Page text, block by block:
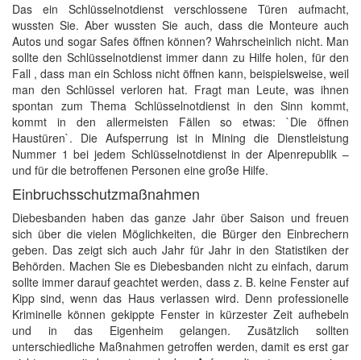
Das ein Schlüsselnotdienst verschlossene Türen aufmacht,
wussten Sie. Aber wussten Sie auch, dass die Monteure auch
Autos und sogar Safes öffnen können? Wahrscheinlich nicht. Man
sollte den Schlüsselnotdienst immer dann zu Hilfe holen, für den
Fall , dass man ein Schloss nicht öffnen kann, beispielsweise, weil
man den Schlüssel verloren hat. Fragt man Leute, was ihnen
spontan zum Thema Schlüsselnotdienst in den Sinn kommt,
kommt in den allermeisten Fällen so etwas: `Die öffnen
Haustüren`. Die Aufsperrung ist in Mining die Dienstleistung
Nummer 1 bei jedem Schlüsselnotdienst in der Alpenrepublik –
und für die betroffenen Personen eine große Hilfe.
Einbruchsschutzmaßnahmen
Diebesbanden haben das ganze Jahr über Saison und freuen
sich über die vielen Möglichkeiten, die Bürger den Einbrechern
geben. Das zeigt sich auch Jahr für Jahr in den Statistiken der
Behörden. Machen Sie es Diebesbanden nicht zu einfach, darum
sollte immer darauf geachtet werden, dass z. B. keine Fenster auf
Kipp sind, wenn das Haus verlassen wird. Denn professionelle
Kriminelle können gekippte Fenster in kürzester Zeit aufhebeln
und in das Eigenheim gelangen. Zusätzlich sollten
unterschiedliche Maßnahmen getroffen werden, damit es erst gar